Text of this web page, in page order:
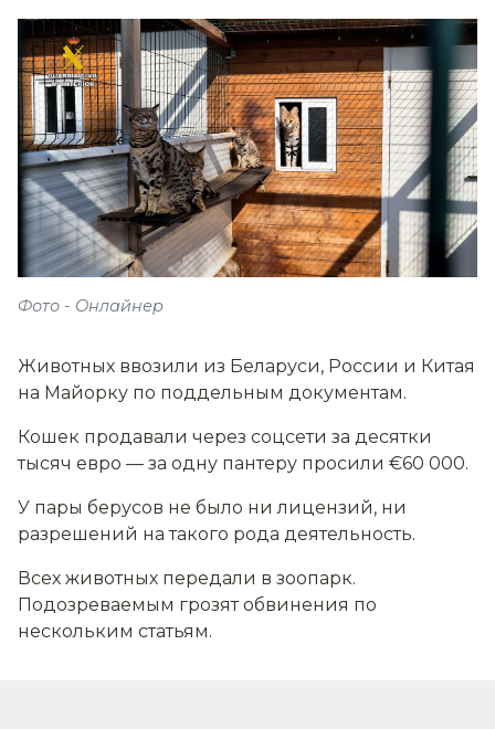
Фото - Онлайнер
Животных ввозили из Беларуси, России и Китая
на Майорку по поддельным документам.
Кошек продавали через соцсети за десятки
тысяч евро — за одну пантеру просили €60 000.
У пары берусов не было ни лицензий, ни
разрешений на такого рода деятельность.
Всех животных передали в зоопарк.
Подозреваемым грозят обвинения по
нескольким статьям.